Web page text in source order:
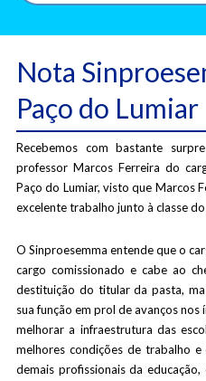
Nota
Paço do Lumiar
Recebemos com bastante
professor Marcos Ferreira do
Paço do Lumiar, visto que Marcos
excelente trabalho junto à classe
O Sinproesemma entende que o
cargo comissionado e cabe ao
destituição do titular da pasta,
sua função em prol de avanços
melhorar a infraestrutura das
melhores condições de trabalho
demais profissionais da